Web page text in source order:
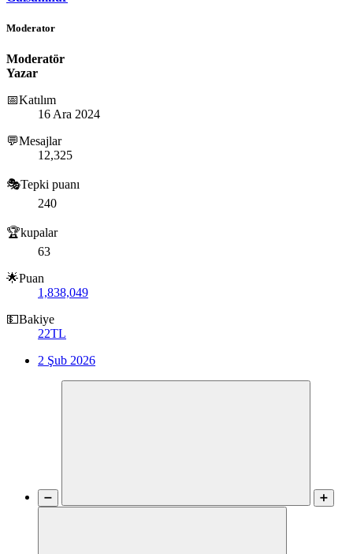
Moderator
Moderatör
Yazar
📅Katılım
16 Ara 2024
💬Mesajlar
12,325
🎭Tepki puanı
240
🏆kupalar
63
🌟Puan
1,838,049
💵Bakiye
22TL
2 Şub 2026
➖ ➕